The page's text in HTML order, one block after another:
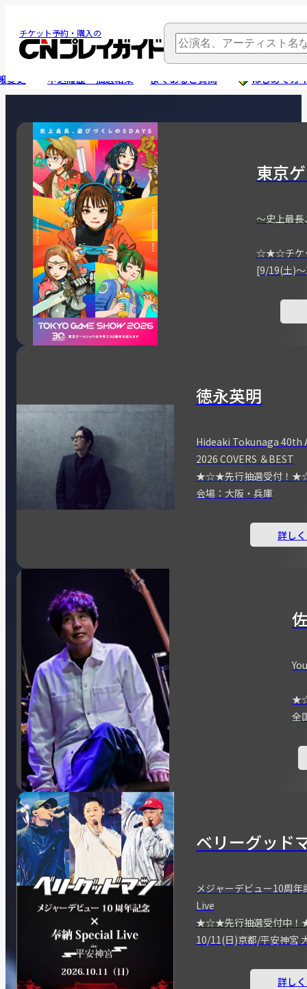
チケット予約・購入の
変更 申込履歴・抽選結果 よくあるご質問 はじめてガ
東京
～史上最長
☆★☆チケ
[9/19(土)
徳永英明
Hideaki Tokunaga 40th
2026 COVERS ＆BEST
★☆★先行抽選受付！
会場：大阪・兵庫
詳し
全
ベリーグッド
メジャーデビュー10周
Live
★☆★先行抽選受付中
10/11(日)京都/平安神宮
詳し